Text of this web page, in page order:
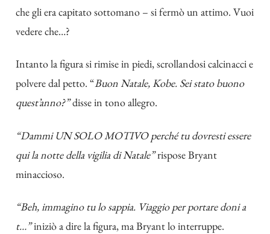
che gli era capitato sottomano – si fermò un attimo. Vuoi
vedere che…?
Intanto la figura si rimise in piedi, scrollandosi calcinacci e
polvere dal petto. “Buon Natale, Kobe. Sei stato buono
quest’anno?”disse in tono allegro.
“Dammi UN SOLO MOTIVO perché tu dovresti essere
qui la notte della vigilia di Natale”rispose Bryant
minaccioso.
“Beh, immagino tu lo sappia. Viaggio per portare doni a
t…”iniziò a dire la figura, ma Bryant lo interruppe.